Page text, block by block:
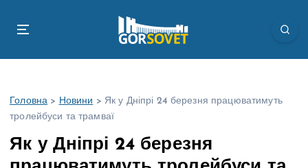
Головна > Новини > Як у Дніпрі 24 березня працюватимуть
тролейбуси та трамваї
Як у Дніпрі 24 березня